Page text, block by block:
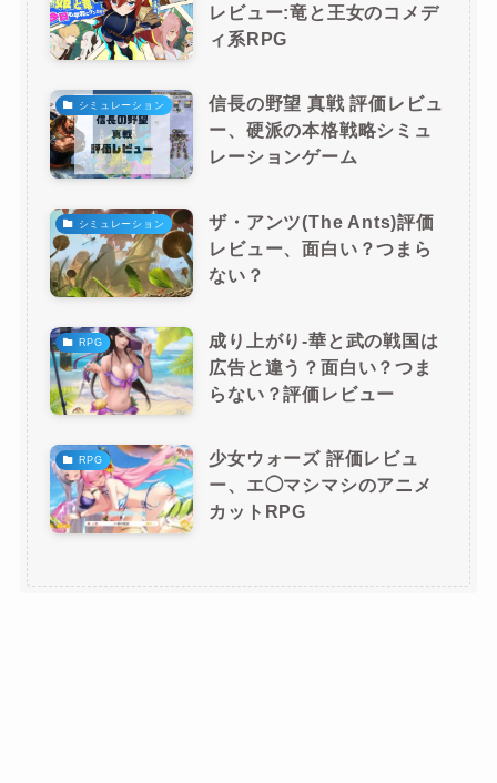
レビュー:竜と王女のコメデ
ィ系RPG
シミュレーション
信長の野望 真戦 評価レビュ
ー、硬派の本格戦略シミュ
レーションゲーム
シミュレーション
ザ・アンツ(The Ants)評価
レビュー、面白い？つまら
ない？
RPG
成り上がり-華と武の戦国は
広告と違う？面白い？つま
らない？評価レビュー
RPG
少女ウォーズ 評価レビュ
ー、エ◯マシマシのアニメ
カットRPG